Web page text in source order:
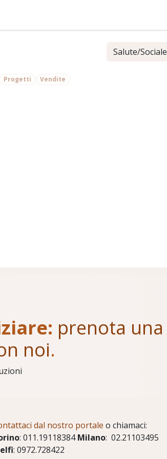
Salute/Sociale
Progetti Vendite
prenota una
noi.
dal nostro portale o chiamaci:
: 011.19118384Milano: 02.21103495
: 0972.728422